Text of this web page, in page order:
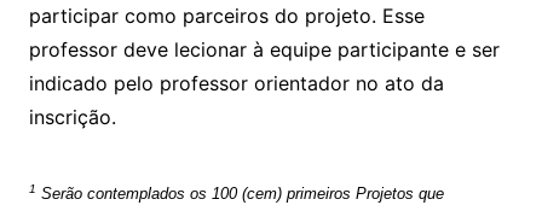
participar como parceiros do projeto. Esse
professor deve lecionar à equipe participante e ser
indicado pelo professor orientador no ato da
inscrição.
1 Serão contemplados os 100 (cem) primeiros Projetos que